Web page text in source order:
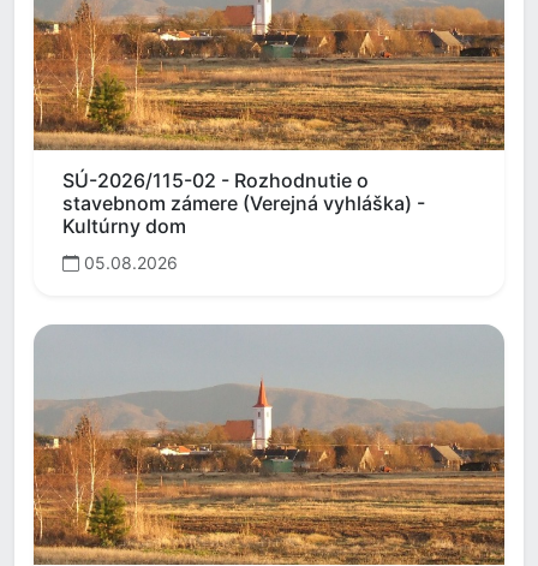
SÚ-2026/115-02 - Rozhodnutie o
stavebnom zámere (Verejná vyhláška) -
Kultúrny dom
05.08.2026